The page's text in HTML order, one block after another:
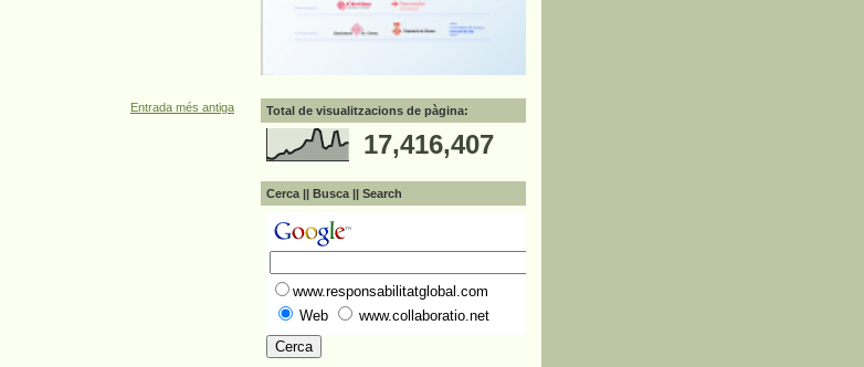
Entrada més antiga Total de visualitzacions de pàgina:
17,416,407
Cerca || Busca || Search
www.responsabilitatglobal.com
Web
www.collaboratio.net